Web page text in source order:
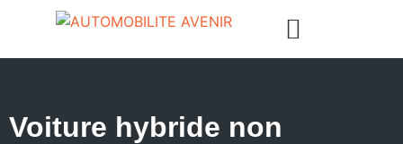
Voiture hybride non